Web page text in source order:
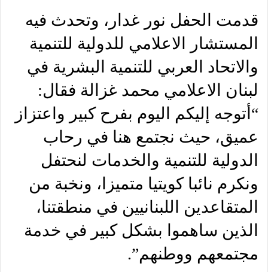
قدمت الحفل نور غدار، وتحدث فيه
المستشار الاعلامي للدولية للتنمية
والاتحاد العربي للتنمية البشرية في
لبنان الاعلامي محمد غزالة فقال:
“أتوجه إليكم اليوم بفرح كبير واعتزاز
عميق، حيث نجتمع هنا في رحاب
الدولية للتنمية والخدمات لنحتفل
ونكرم نائبا كويتيا متميزا، ونخبة من
المتقاعدين اللبنانيين في منطقتنا،
الذين ساهموا بشكل كبير في خدمة
مجتمعهم ووطنهم”.